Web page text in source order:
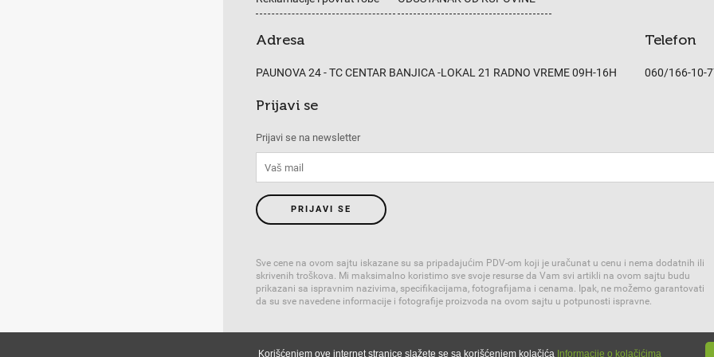
Adresa
PAUNOVA 24 - TC CENTAR BANJICA -LOKAL 21 RADNO VREME 09H-16H
Telefon
060/166-10-
Prijavi se
Prijavi se na newsletter
PRIJAVI SE
Sve cene na ovom sajtu iskazane su sa pripadajućim PDV-om koji je uračunat u cenu i nema dodatnih ili
skrivenih troškova. Mi maksimalno koristimo sve svoje resurse da Vam svi artikli na ovom sajtu budu
prikazani sa ispravnim nazivima, specifikacijama, fotografijama i cenama. Ipak, ne možemo garantovati
da su sve navedene informacije i fotografije proizvoda na ovom sajtu u potpunosti ispravne.
Korišćenjem ove internet stranice slažete se sa korišćenjem kolačića Informacije o kolačićima